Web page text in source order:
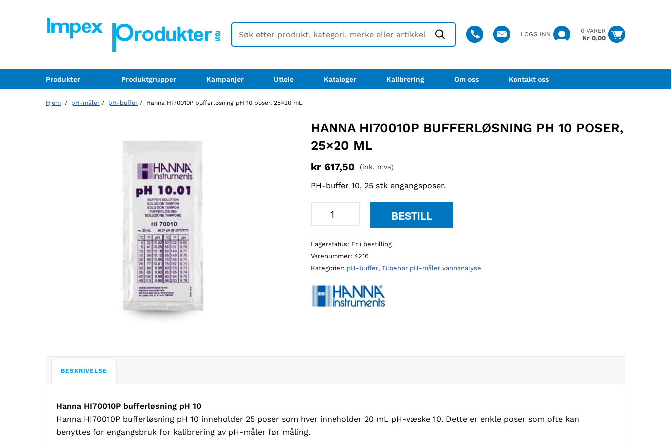
LOGG INN
0 VARER
Kr0,00
Produkter Produktgrupper Kampanjer Utleie Kataloger Kalibrering Om oss Kontakt oss
Hjem / pH-måler / pH-buffer / Hanna HI70010P bufferløsning pH 10 poser, 25×20 mL
HANNA HI70010P BUFFERLØSNING PH 10 POSER,
25×20 ML
kr 617,50 (ink. mva)
PH-buffer 10, 25 stk engangsposer.
pH
10
poser,
25×20
BESTILL
Lagerstatus: Er i bestilling
Varenummer:4216
Kategorier: pH-buffer,Tilbehør pH-måler vannanalyse
BESKRIVELSE
Hanna HI70010P bufferløsning pH 10
Hanna HI70010P bufferløsning pH 10 inneholder 25 poser som hver inneholder 20 mL pH-væske 10. Dette er enkle poser som ofte kan
benyttes for engangsbruk for kalibrering av pH-måler før måling.